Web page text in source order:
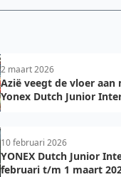
2 maart 2026
Azië veegt de vloer aan
Yonex Dutch Junior
10 februari 2026
YONEX Dutch Junior
februari t/m 1 maart